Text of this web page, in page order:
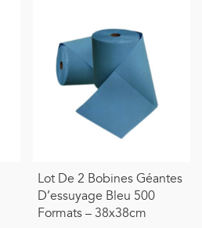
Lot De 2 Bobines Géantes
D’essuyage Bleu 500
Formats – 38x38cm